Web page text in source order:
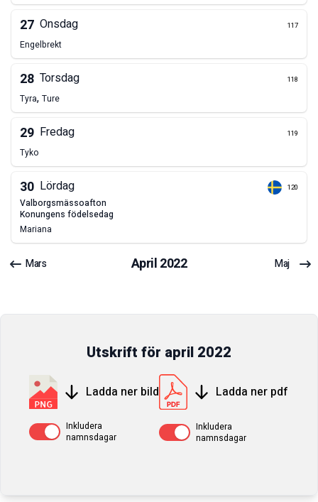
27 Onsdag 117
Engelbrekt
28 Torsdag 118
Tyra, Ture
29 Fredag 119
Tyko
30 Lördag 120
valborgsmässoafton
konungens födelsedag
Mariana
Mars April2022 Maj
Utskrift för april 2022
Ladda ner bild
Av / PåInkludera
namnsdagar
Ladda ner pdf
Av / PåInkludera
namnsdagar